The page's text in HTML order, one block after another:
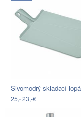
25,-23,-€